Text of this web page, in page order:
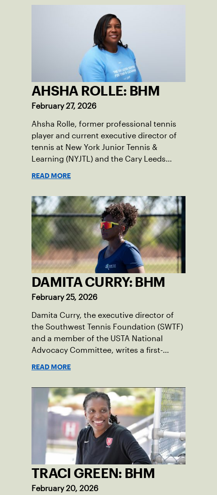
AHSHA ROLLE: BHM
February 27, 2026
Ahsha Rolle, former professional tennis
player and current executive director of
tennis at New York Junior Tennis &
Learning (NYJTL) and the Cary Leeds
generation can thrive.
READ MORE
DAMITA CURRY: BHM
February 25, 2026
Damita Curry, the executive director of
the Southwest Tennis Foundation (SWTF)
and a member of the USTA National
Advocacy Committee, writes a first-
READ MORE
TRACI GREEN: BHM
February 20, 2026